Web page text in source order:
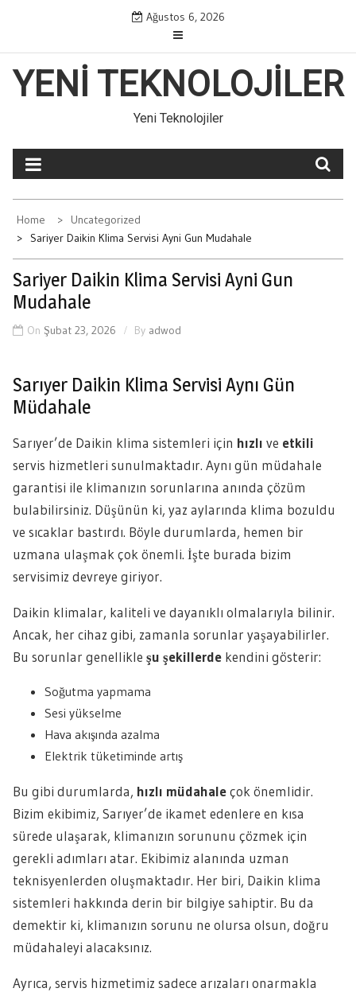
content
Ağustos 6, 2026
YENI TEKNOLOJILER
Yeni Teknolojiler
Home
Uncategorized
Sariyer Daikin Klima Servisi Ayni Gun Mudahale
Sariyer Daikin Klima Servisi Ayni Gun
Mudahale
On Şubat 23, 2026 By adwod
Sarıyer Daikin Klima Servisi Aynı Gün
Müdahale
Sarıyer’de Daikin klima sistemleri için hızlı ve etkili
servis hizmetleri sunulmaktadır. Aynı gün müdahale
garantisi ile klimanızın sorunlarına anında çözüm
bulabilirsiniz. Düşünün ki, yaz aylarında klima bozuldu
ve sıcaklar bastırdı. Böyle durumlarda, hemen bir
uzmana ulaşmak çok önemli. İşte burada bizim
servisimiz devreye giriyor.
Daikin klimalar, kaliteli ve dayanıklı olmalarıyla bilinir.
Ancak, her cihaz gibi, zamanla sorunlar yaşayabilirler.
Bu sorunlar genellikle şu şekillerde kendini gösterir:
Soğutma yapmama
Sesi yükselme
Hava akışında azalma
Elektrik tüketiminde artış
Bu gibi durumlarda, hızlı müdahaleçok önemlidir.
Bizim ekibimiz, Sarıyer’de ikamet edenlere en kısa
sürede ulaşarak, klimanızın sorununu çözmek için
gerekli adımları atar. Ekibimiz alanında uzman
teknisyenlerden oluşmaktadır. Her biri, Daikin klima
sistemleri hakkında derin bir bilgiye sahiptir. Bu da
demektir ki, klimanızın sorunu ne olursa olsun, doğru
müdahaleyi alacaksınız.
Ayrıca, servis hizmetimiz sadece arızaları onarmakla